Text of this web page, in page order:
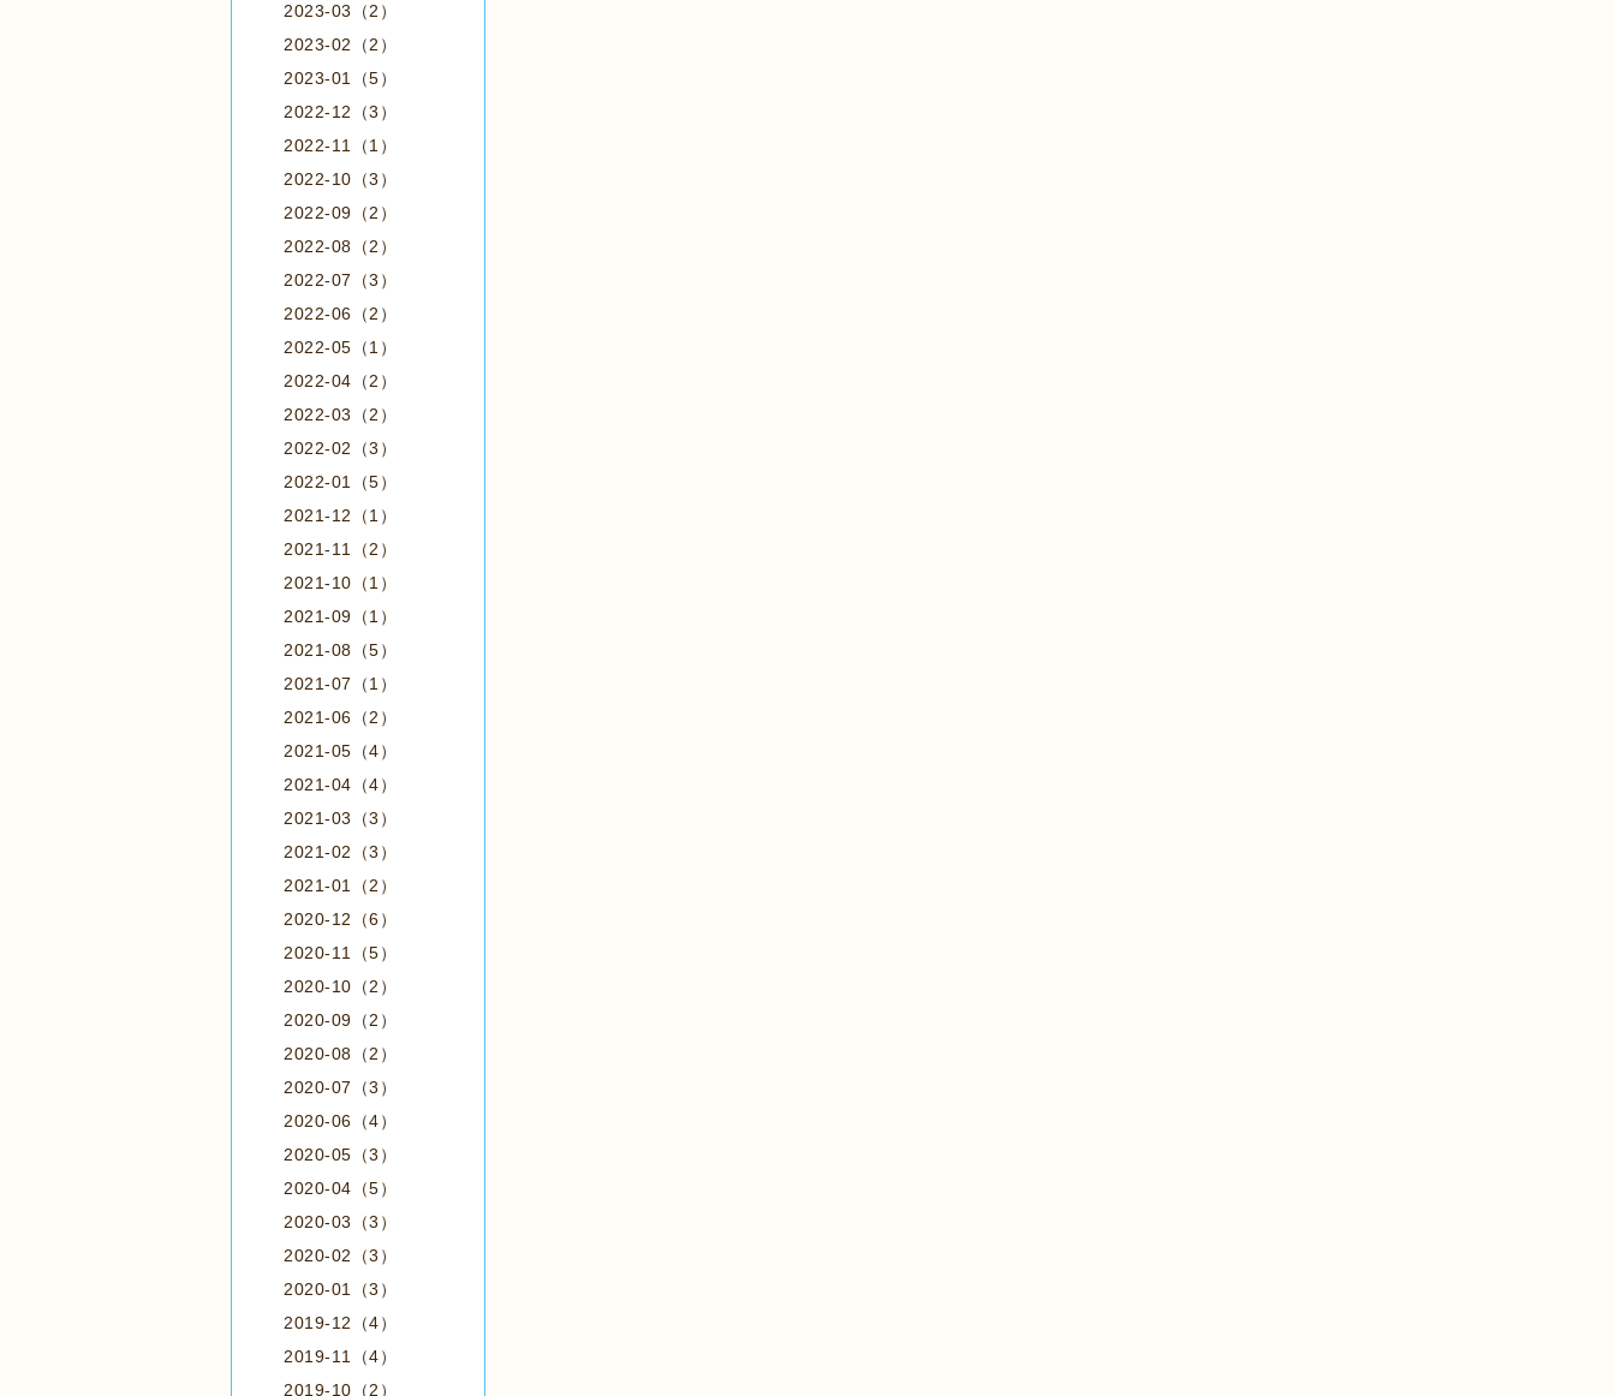
2023-03（2）
2023-02（2）
2023-01（5）
2022-12（3）
2022-11（1）
2022-10（3）
2022-09（2）
2022-08（2）
2022-07（3）
2022-06（2）
2022-05（1）
2022-04（2）
2022-03（2）
2022-02（3）
2022-01（5）
2021-12（1）
2021-11（2）
2021-10（1）
2021-09（1）
2021-08（5）
2021-07（1）
2021-06（2）
2021-05（4）
2021-04（4）
2021-03（3）
2021-02（3）
2021-01（2）
2020-12（6）
2020-11（5）
2020-10（2）
2020-09（2）
2020-08（2）
2020-07（3）
2020-06（4）
2020-05（3）
2020-04（5）
2020-03（3）
2020-02（3）
2020-01（3）
2019-12（4）
2019-11（4）
2019-10（2）